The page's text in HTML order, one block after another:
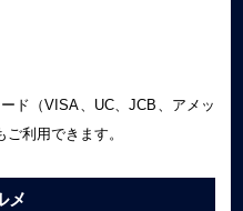
ド（VISA、 UC、JCB 、アメッ
ご利用できます。
メ